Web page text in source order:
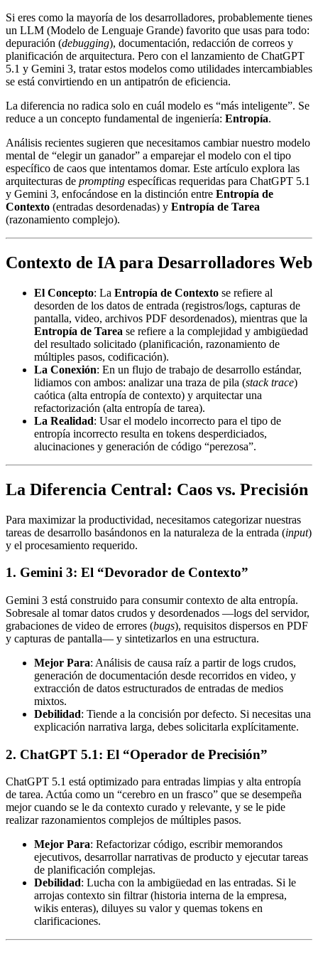
Si eres como la mayoría de los desarrolladores, probablemente tienes
un LLM (Modelo de Lenguaje Grande) favorito que usas para todo:
depuración (debugging), documentación, redacción de correos y
planificación de arquitectura. Pero con el lanzamiento de ChatGPT
5.1 y Gemini 3, tratar estos modelos como utilidades intercambiables
se está convirtiendo en un antipatrón de eficiencia.
La diferencia no radica solo en cuál modelo es “más inteligente”. Se
reduce a un concepto fundamental de ingeniería: Entropía.
Análisis recientes sugieren que necesitamos cambiar nuestro modelo
mental de “elegir un ganador” a emparejar el modelo con el tipo
específico de caos que intentamos domar. Este artículo explora las
arquitecturas de prompting específicas requeridas para ChatGPT 5.1
y Gemini 3, enfocándose en la distinción entre Entropía de
Contexto (entradas desordenadas) y Entropía de Tarea
(razonamiento complejo).
Contexto de IA para Desarrolladores Web
El Concepto: La Entropía de Contexto se refiere al
desorden de los datos de entrada (registros/logs, capturas de
pantalla, video, archivos PDF desordenados), mientras que la
Entropía de Tarea se refiere a la complejidad y ambigüedad
del resultado solicitado (planificación, razonamiento de
múltiples pasos, codificación).
La Conexión: En un flujo de trabajo de desarrollo estándar,
lidiamos con ambos: analizar una traza de pila (stack trace)
caótica (alta entropía de contexto) y arquitectar una
refactorización (alta entropía de tarea).
La Realidad: Usar el modelo incorrecto para el tipo de
entropía incorrecto resulta en tokens desperdiciados,
alucinaciones y generación de código “perezosa”.
La Diferencia Central: Caos vs. Precisión
Para maximizar la productividad, necesitamos categorizar nuestras
tareas de desarrollo basándonos en la naturaleza de la entrada (input)
y el procesamiento requerido.
1. Gemini 3: El “Devorador de Contexto”
Gemini 3 está construido para consumir contexto de alta entropía.
Sobresale al tomar datos crudos y desordenados —logs del servidor,
grabaciones de video de errores (bugs), requisitos dispersos en PDF
y capturas de pantalla— y sintetizarlos en una estructura.
Mejor Para: Análisis de causa raíz a partir de logs crudos,
generación de documentación desde recorridos en video, y
extracción de datos estructurados de entradas de medios
mixtos.
Debilidad: Tiende a la concisión por defecto. Si necesitas una
explicación narrativa larga, debes solicitarla explícitamente.
2. ChatGPT 5.1: El “Operador de Precisión”
ChatGPT 5.1 está optimizado para entradas limpias y alta entropía
de tarea. Actúa como un “cerebro en un frasco” que se desempeña
mejor cuando se le da contexto curado y relevante, y se le pide
realizar razonamientos complejos de múltiples pasos.
Mejor Para: Refactorizar código, escribir memorandos
ejecutivos, desarrollar narrativas de producto y ejecutar tareas
de planificación complejas.
Debilidad: Lucha con la ambigüedad en las entradas. Si le
arrojas contexto sin filtrar (historia interna de la empresa,
wikis enteras), diluyes su valor y quemas tokens en
clarificaciones.